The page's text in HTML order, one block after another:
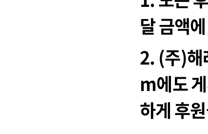
달 금액
2. (주)
m에도
하게 후